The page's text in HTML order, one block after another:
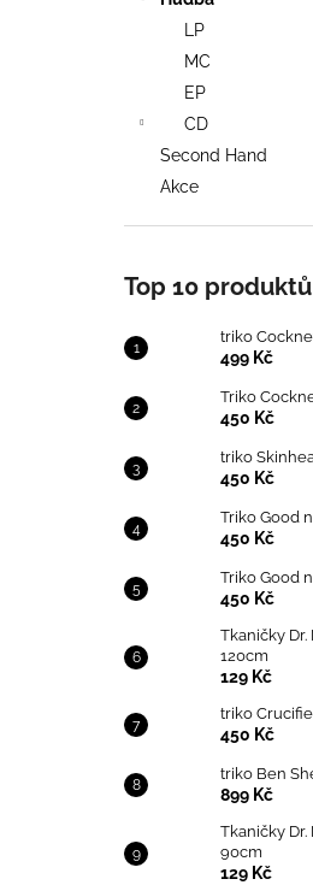
LP
MC
EP
CD
Second Hand
Akce
Top 10 produktů
triko
499 Kč
Triko
450 Kč
triko
450 Kč
Triko Good
450 Kč
Triko Good
450 Kč
Tkaničky
120cm
129 Kč
triko
450 Kč
triko Ben
899 Kč
Tkaničky
90cm
129 Kč
TRIKO COCKNEY
499 Kč